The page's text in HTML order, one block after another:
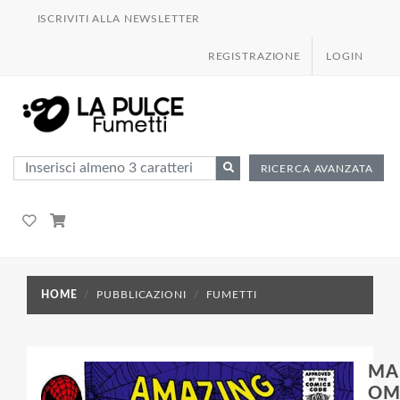
ISCRIVITI ALLA NEWSLETTER
REGISTRAZIONE LOGIN
RICERCA AVANZATA
HOME PUBBLICAZIONI FUMETTI